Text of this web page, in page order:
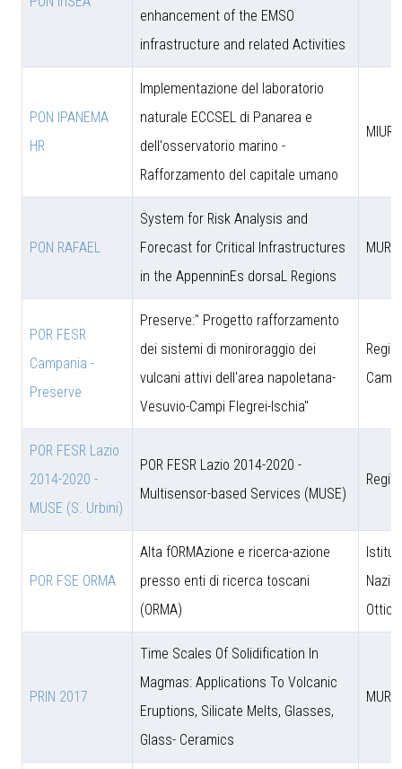
enhancement of the EMSO
infrastructure and related Activities
PON IPANEMA
HR
Implementazione del laboratorio
naturale ECCSEL di Panarea e
dell'osservatorio marino -
Rafforzamento del capitale umano
MIUR
PON RAFAEL
System for Risk Analysis and
Forecast for Critical Infrastructures
in the AppenninEs dorsaL Regions
MUR
POR FESR
Campania -
Preserve
Preserve:" Progetto rafforzamento
dei sistemi di moniroraggio dei
vulcani attivi dell'area napoletana-
Vesuvio-Campi Flegrei-Ischia"
POR FESR Lazio
2014-2020 -
MUSE (S. Urbini)
POR FESR Lazio 2014-2020 -
Multisensor-based Services (MUSE)
POR FSE ORMA
Alta fORMAzione e ricerca-azione
presso enti di ricerca toscani
(ORMA)
Ottica
PRIN 2017
Time Scales Of Solidification In
Magmas: Applications To Volcanic
Eruptions, Silicate Melts, Glasses,
Glass- Ceramics
MUR